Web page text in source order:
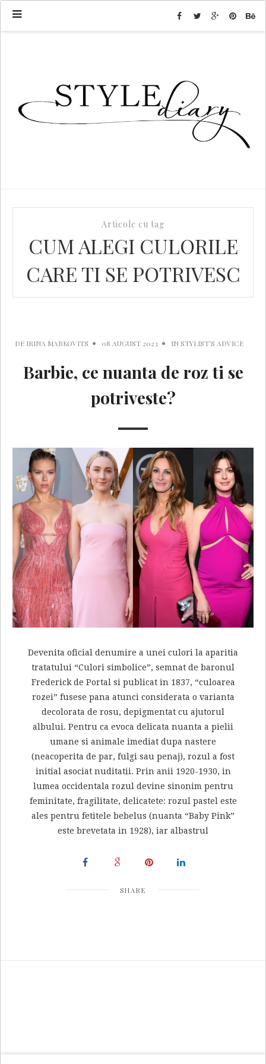
Articole cu tag
CUM ALEGI CULORILE
CARE TI SE POTRIVESC
DE IRINA MARKOVITS 08 AUGUST 2023 IN STYLIST'S ADVICE
Barbie, ce nuanta de roz ti se
potriveste?
Devenita oficial denumire a unei culori la aparitia
tratatului “Culori simbolice”, semnat de baronul
Frederick de Portal si publicat in 1837, “culoarea
rozei” fusese pana atunci considerata o varianta
decolorata de rosu, depigmentat cu ajutorul
albului. Pentru ca evoca delicata nuanta a pielii
umane si animale imediat dupa nastere
(neacoperita de par, fulgi sau penaj), rozul a fost
initial asociat nuditatii. Prin anii 1920-1930, in
lumea occidentala rozul devine sinonim pentru
feminitate, fragilitate, delicatete: rozul pastel este
ales pentru fetitele bebelus (nuanta “Baby Pink”
este brevetata in 1928), iar albastrul
SHARE